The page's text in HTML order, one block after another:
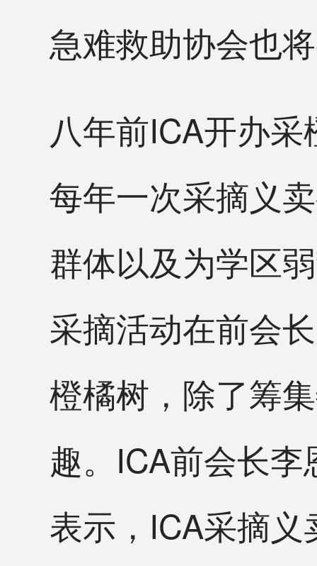
急难救助协会也
八年前ICA开办
每年一次采摘义
群体以及为学区
采摘活动在前会
橙橘树，除了筹
趣。ICA前会长
表示，ICA采摘